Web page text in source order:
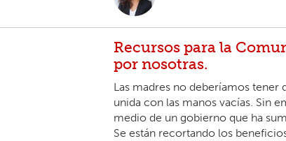
Recursos para la
por nosotras.
Las madres no deberíamos tener
unida con las manos vacías. Sin
medio de un gobierno que ha
Se están recortando los